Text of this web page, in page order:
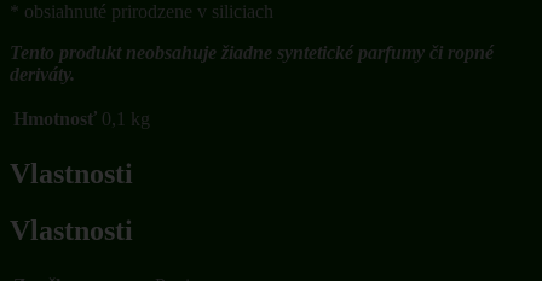
* obsiahnuté prirodzene v siliciach
Tento produkt neobsahuje žiadne syntetické parfumy či ropné
deriváty.
Hmotnosť 0,1 kg
Vlastnosti
Vlastnosti